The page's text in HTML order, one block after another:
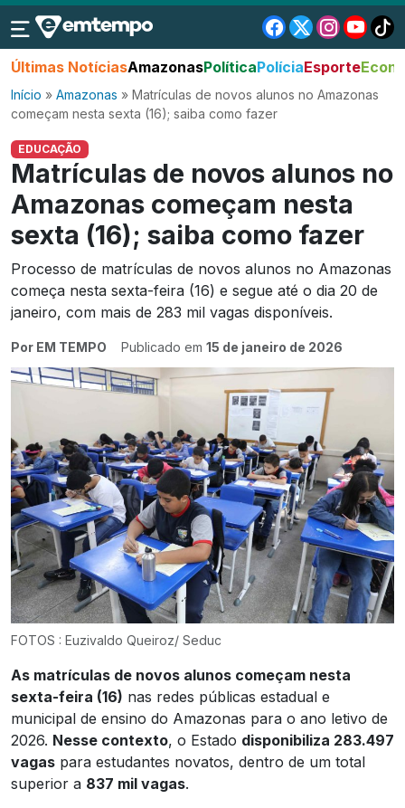
Últimas NotíciasAmazonasPolíticaPolíciaEsporte
Início » Amazonas » Matrículas de novos alunos no Amazonas
começam nesta sexta (16); saiba como fazer
EDUCAÇÃO
Matrículas de novos alunos no
Amazonas começam nesta
sexta (16); saiba como fazer
Processo de matrículas de novos alunos no Amazonas
começa nesta sexta-feira (16) e segue até o dia 20 de
janeiro, com mais de 283 mil vagas disponíveis.
Por EM TEMPO Publicado em 15 de janeiro de 2026
FOTOS : Euzivaldo Queiroz/ Seduc
As matrículas de novos alunos começam nesta
sexta-feira (16) nas redes públicas estadual e
municipal de ensino do Amazonas para o ano letivo de
2026. Nesse contexto, o Estado disponibiliza 283.497
vagas para estudantes novatos, dentro de um total
superior a 837 mil vagas.